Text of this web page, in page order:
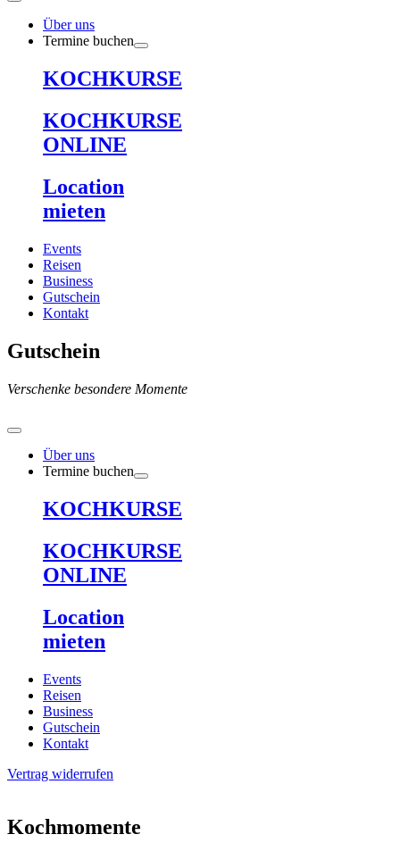
Über uns
Termine buchen
KOCHKURSE
KOCHKURSE
ONLINE
Location
mieten
Events
Reisen
Business
Gutschein
Kontakt
Gutschein
Verschenke besondere Momente
Über uns
Termine buchen
KOCHKURSE
KOCHKURSE
ONLINE
Location
mieten
Events
Reisen
Business
Gutschein
Kontakt
Vertrag widerrufen
Kochmomente